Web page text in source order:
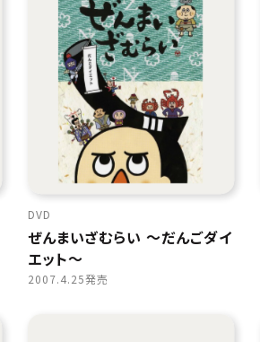
DVD
ぜんまいざむらい 〜だんごダイ
エット〜
2007.4.25発売